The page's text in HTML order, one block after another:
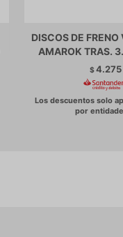
DISCOS DE
AMAROK TRAS.
$4.275